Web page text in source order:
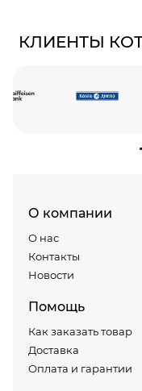
КЛИЕНТЫ
О компании
О нас
Контакты
Новости
Помощь
Как заказать товар
Доставка
Оплата и гарантии